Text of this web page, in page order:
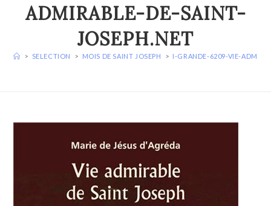
ADMIRABLE-DE-SAINT-
JOSEPH.NET
> SELECTION > MOIS DE SAINT JOSEPH > I-GRANDE-6209-VIE-